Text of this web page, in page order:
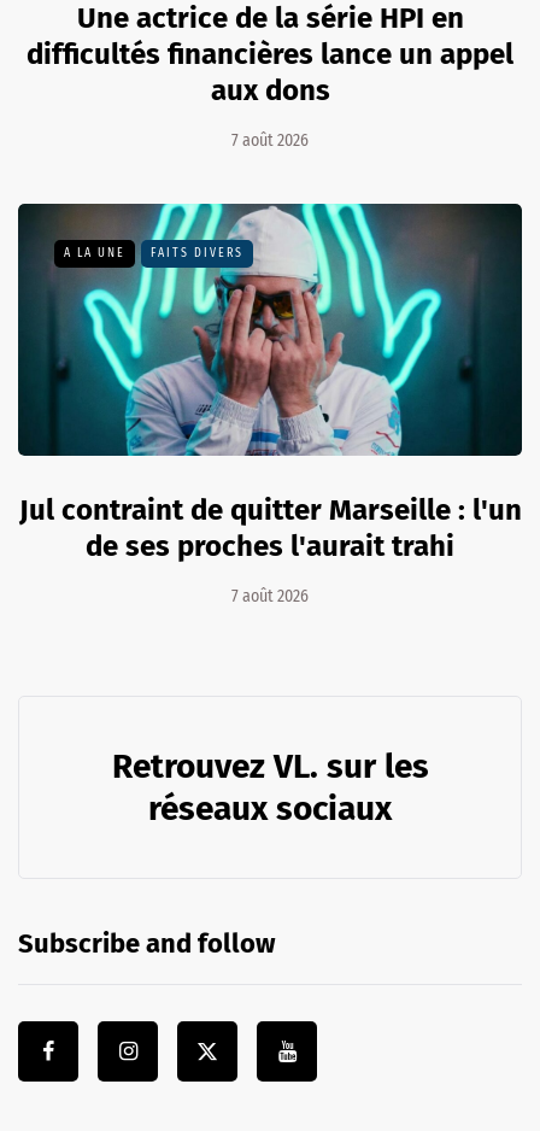
Une actrice de la série HPI en
difficultés financières lance un appel
aux dons
7 août 2026
A LA UNE FAITS DIVERS
Jul contraint de quitter Marseille : l'un
de ses proches l'aurait trahi
7 août 2026
Retrouvez VL. sur les
réseaux sociaux
Subscribe and follow